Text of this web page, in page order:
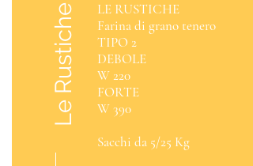
Le Rustiche
LE RUSTICHE
Farina di grano tenero
TIPO 2
DEBOLE
W 220
FORTE
W 390
Sacchi da 5/25 Kg